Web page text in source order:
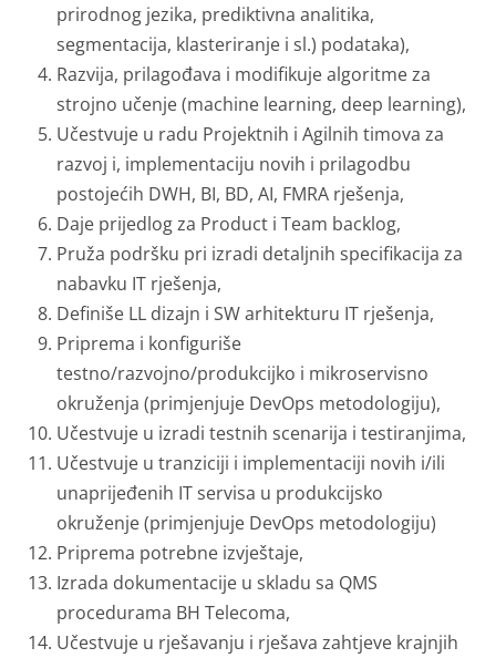
prirodnog jezika, prediktivna analitika,
segmentacija, klasteriranje i sl.) podataka),
Razvija, prilagođava i modifikuje algoritme za
strojno učenje (machine learning, deep learning),
Učestvuje u radu Projektnih i Agilnih timova za
razvoj i, implementaciju novih i prilagodbu
postojećih DWH, BI, BD, AI, FMRA rješenja,
Daje prijedlog za Product i Team backlog,
Pruža podršku pri izradi detaljnih specifikacija za
nabavku IT rješenja,
Definiše LL dizajn i SW arhitekturu IT rješenja,
Priprema i konfiguriše
testno/razvojno/produkcijko i mikroservisno
okruženja (primjenjuje DevOps metodologiju),
Učestvuje u izradi testnih scenarija i testiranjima,
Učestvuje u tranziciji i implementaciji novih i/ili
unaprijeđenih IT servisa u produkcijsko
okruženje (primjenjuje DevOps metodologiju)
Priprema potrebne izvještaje,
Izrada dokumentacije u skladu sa QMS
procedurama BH Telecoma,
Učestvuje u rješavanju i rješava zahtjeve krajnjih